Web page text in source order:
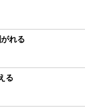
れる
る